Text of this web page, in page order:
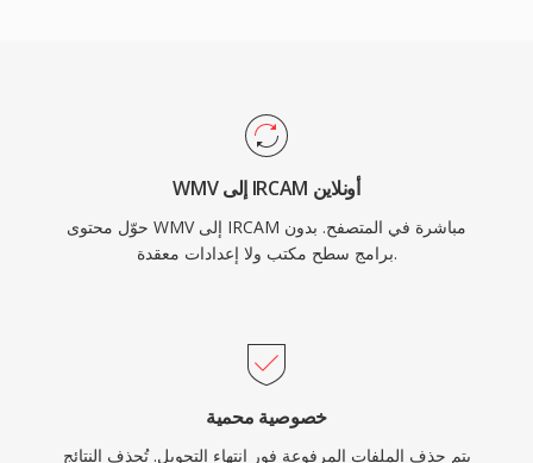
WMV إلى IRCAM أونلاين
حوّل محتوى WMV إلى IRCAM مباشرة في المتصفح. بدون
برامج سطح مكتب ولا إعدادات معقدة.
خصوصية محمية
يتم حذف الملفات المرفوعة فور انتهاء التحويل. تُحذف النتائج